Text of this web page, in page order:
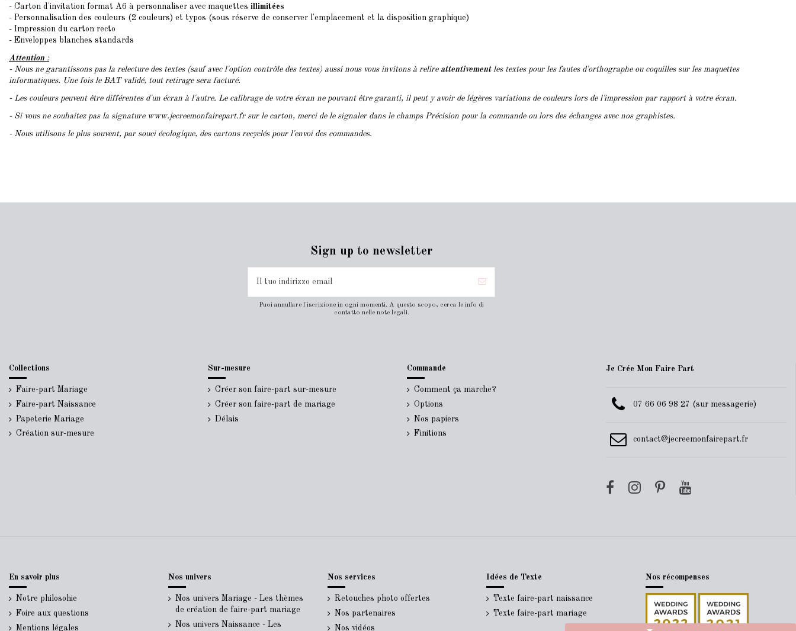
- Carton d'invitation format A6 à personnaliser avec maquettes illimitées
- Personnalisation des couleurs (2 couleurs) et typos (sous réserve de conserver l'emplacement et la disposition graphique)
- Impression du carton recto
- Enveloppes blanches standards
Attention :
- Nous ne garantissons pas la relecture des textes (sauf avec l'option contrôle des textes) aussi nous vous invitons à relire attentivementles textes pour les fautes d'orthographe ou coquilles sur les maquettes
informatiques. Une fois le BAT validé, tout retirage sera facturé.
- Les couleurs peuvent être différentes d'un écran à l'autre. Le calibrage de votre écran ne pouvant être garanti, il peut y avoir de légères variations de couleurs lors de l'impression par rapport à votre écran.
- Si vous ne souhaitez pas la signature www.jecreemonfairepart.fr sur le carton, merci de le signaler dans le champs Précision pour la commande ou lors des échanges avec nos graphistes.
- Nous utilisons le plus souvent, par souci écologique, des cartons recyclés pour l'envoi des commandes.
Sign up to newsletter
Puoi annullare l'iscrizione in ogni momenti. A questo scopo, cerca le info di
contatto nelle note legali.
Collections
Faire-part Mariage
Faire-part Naissance
Papeterie Mariage
Création sur-mesure
Sur-mesure
Créer son faire-part sur-mesure
Créer son faire-part de mariage
Délais
Commande
Comment ça marche?
Options
Nos papiers
Finitions
Je Crée Mon Faire Part
07 66 06 98 27 (sur messagerie)
contact@jecreemonfairepart.fr
En savoir plus
Notre philosohie
Foire aux questions
Mentions légales
Nos univers
Nos univers Mariage - Les thèmes
de création de faire-part mariage
Nos univers Naissance - Les
Nos services
Retouches photo offertes
Nos partenaires
Nos vidéos
Idées de Texte
Texte faire-part naissance
Texte faire-part mariage
Nos récompenses